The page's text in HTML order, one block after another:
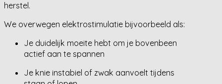
herstel.
We overwegen elektrostimulatie bijvoorbeeld als:
Je duidelijk moeite hebt om je bovenbeen
actief aan te spannen
Je knie instabiel of zwak aanvoelt tijdens